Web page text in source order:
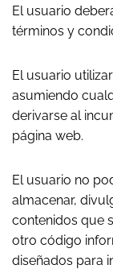
El usuario
términos y
El usuario
asumiendo
derivarse al
página web.
El usuario no
almacenar,
contenidos que
otro código
diseñados para